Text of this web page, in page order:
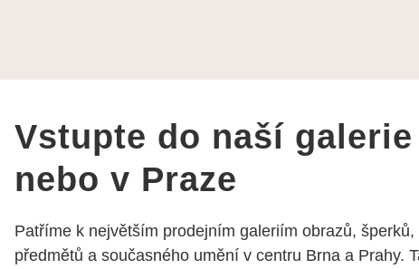
Moc děkuji a doporučuji se
jak už bylo napsáno - na
požádání Vám šperky z
Super !!! pí Papoušková
Vstupte do naší
nebo v Praze
Patříme k největším prodejním galeriím obrazů,
předmětů a současného umění v centru Brna a Prahy.